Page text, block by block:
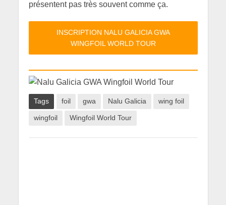
présentent pas très souvent comme ça.
INSCRIPTION NALU GALICIA GWA
WINGFOIL WORLD TOUR
Tags foil gwa Nalu Galicia wing foil
wingfoil Wingfoil World Tour